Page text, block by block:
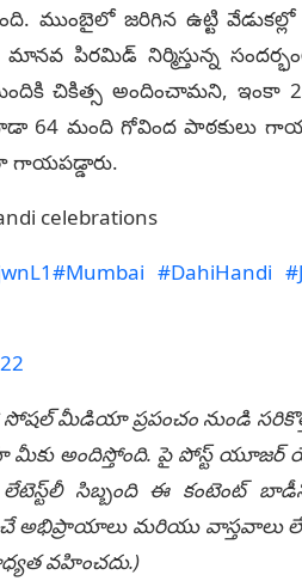
ముంబైలో జ‌రిగిన ఉట్టి
పిర‌మిడ్ నిర్మిస్తున్న
చికిత్స అందించామ‌ని, ఇంకా
64 మంది గోవింద పాఠ‌కులు
గాయ‌ప‌డ్డారు.
celebrations
#Mumbai #DahiHandi
మీడియా ప్రపంచం నుండి సరికొత్త
మీకు అందిస్తోంది. పై పోస్ట్
సిబ్బంది ఈ కంటెంట్
అభిప్రాయాలు మరియు వాస్తవాలు
వహించదు.)